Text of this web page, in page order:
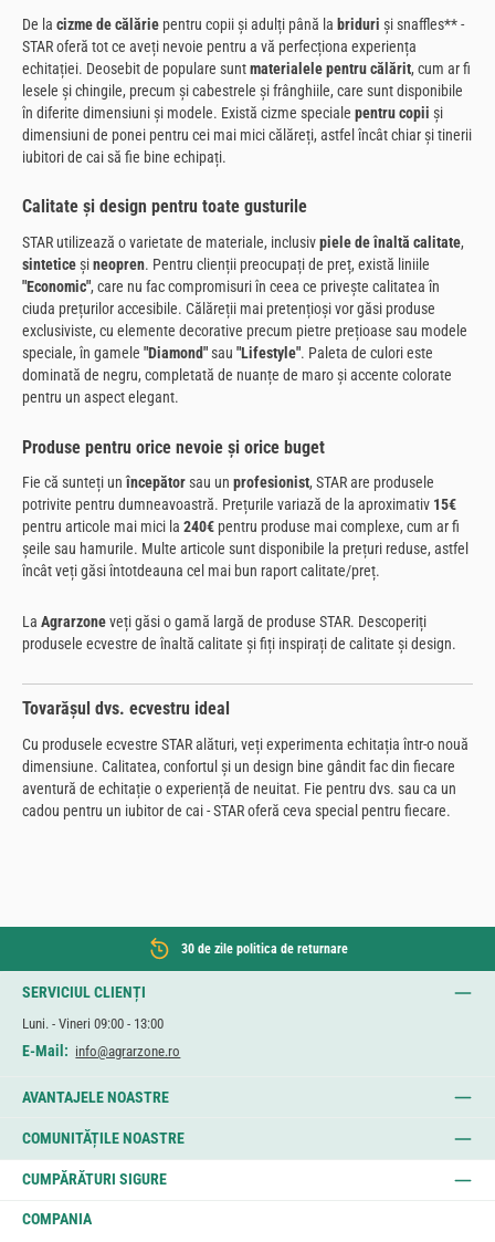
De la cizme de călărie pentru copii și adulți până la briduri și snaffles** -
STAR oferă tot ce aveți nevoie pentru a vă perfecționa experiența
echitației. Deosebit de populare suntmaterialele pentru călărit, cum ar fi
lesele și chingile, precum și cabestrele și frânghiile, care sunt disponibile
în diferite dimensiuni și modele. Există cizme speciale pentru copii și
dimensiuni de ponei pentru cei mai mici călăreți, astfel încât chiar și tinerii
iubitori de cai să fie bine echipați.
Calitate și design pentru toate gusturile
STAR utilizează o varietate de materiale, inclusivpiele de înaltă calitate,
sinteticeșineopren. Pentru clienții preocupați de preț, există liniile
"Economic", care nu fac compromisuri în ceea ce privește calitatea în
ciuda prețurilor accesibile. Călăreții mai pretențioși vor găsi produse
exclusiviste, cu elemente decorative precum pietre prețioase sau modele
speciale, în gamele "Diamond"sau "Lifestyle". Paleta de culori este
dominată de negru, completată de nuanțe de maro și accente colorate
pentru un aspect elegant.
Produse pentru orice nevoie și orice buget
Fie că sunteți unîncepătorsau un profesionist, STAR are produsele
potrivite pentru dumneavoastră. Prețurile variază de la aproximativ 15€
pentru articole mai mici la 240€ pentru produse mai complexe, cum ar fi
șeile sau hamurile. Multe articole sunt disponibile la prețuri reduse, astfel
încât veți găsi întotdeauna cel mai bun raport calitate/preț.
La Agrarzoneveți găsi o gamă largă de produse STAR. Descoperiți
produsele ecvestre de înaltă calitate și fiți inspirați de calitate și design.
Tovarășul dvs. ecvestru ideal
Cu produsele ecvestre STAR alături, veți experimenta echitația într-o nouă
dimensiune. Calitatea, confortul și un design bine gândit fac din fiecare
aventură de echitație o experiență de neuitat. Fie pentru dvs. sau ca un
cadou pentru un iubitor de cai - STAR oferă ceva special pentru fiecare.
30 de zile politica de returnare
SERVICIUL CLIENȚI
Luni. - Vineri 09:00 - 13:00
E-Mail: info@agrarzone.ro
AVANTAJELE NOASTRE
COMUNITĂȚILE NOASTRE
CUMPĂRĂTURI SIGURE
COMPANIA